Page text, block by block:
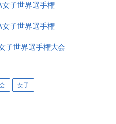
女子世界選手権
女子世界選手権
子世界選手権大会
女子